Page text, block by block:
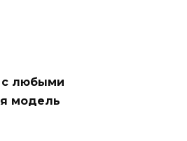
с любыми
модель